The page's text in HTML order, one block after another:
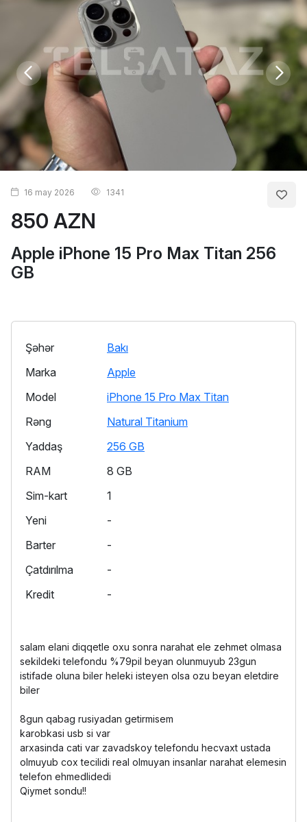
850 AZN
Apple iPhone 15 Pro Max Titan 256
GB
16 may 2026 1341
Şəhər
Bakı
Marka
Apple
Model
iPhone 15 Pro Max Titan
Rəng
Natural Titanium
Yaddaş
256 GB
RAM
8 GB
Sim-kart
1
Yeni
-
Barter
-
Çatdırılma
-
Kredit
-
salam elani diqqetle oxu sonra narahat ele zehmet olmasa
sekildeki telefondu %79pil beyan olunmuyub 23gun
istifade oluna biler heleki isteyen olsa ozu beyan eletdire
biler
8gun qabag rusiyadan getirmisem
karobkasi usb si var
arxasinda cati var zavadskoy telefondu hecvaxt ustada
olmuyub cox tecilidi real olmuyan insanlar narahat elemesin
telefon ehmedlidedi
Qiymet sondu!!